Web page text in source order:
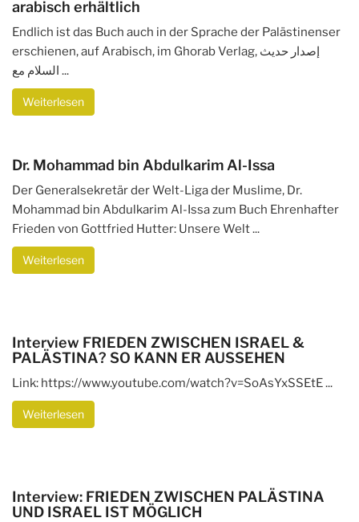
arabisch erhältlich
Endlich ist das Buch auch in der Sprache der Palästinenser
erschienen, auf Arabisch, im Ghorab Verlag, إصدار حديث
السلام مع ...
Weiterlesen
Dr. Mohammad bin Abdulkarim Al-Issa
Der Generalsekretär der Welt-Liga der Muslime, Dr.
Mohammad bin Abdulkarim Al-Issa zum Buch Ehrenhafter
Frieden von Gottfried Hutter: Unsere Welt ...
Weiterlesen
Interview FRIEDEN ZWISCHEN ISRAEL &
PALÄSTINA? SO KANN ER AUSSEHEN
Link: https://www.youtube.com/watch?v=SoAsYxSSEtE ...
Weiterlesen
Interview: FRIEDEN ZWISCHEN PALÄSTINA
UND ISRAEL IST MÖGLICH